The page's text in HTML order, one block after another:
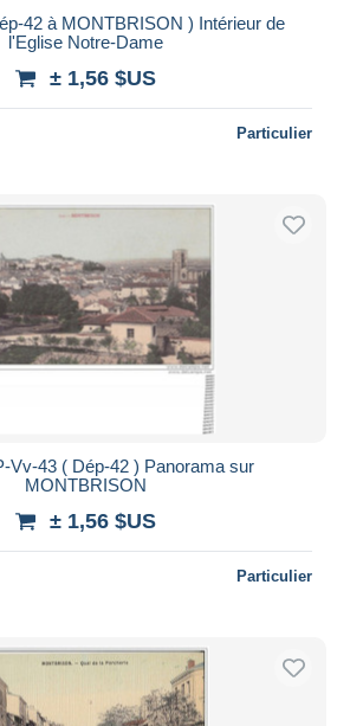
42 à MONTBRISON ) Intérieur de
l'Eglise Notre-Dame
± 1,56 $US
Particulier
Vv-43 ( Dép-42 ) Panorama sur
MONTBRISON
± 1,56 $US
Particulier